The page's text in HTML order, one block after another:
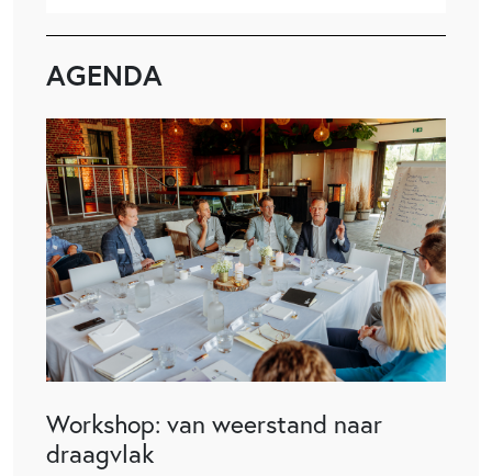
AGENDA
Workshop: van weerstand naar
draagvlak